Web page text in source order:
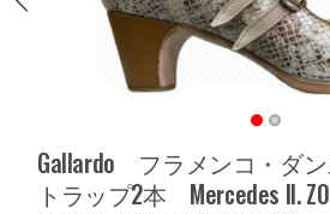
Gallardo フラメンコ・ダ
トラップ2本 Mercedes II.